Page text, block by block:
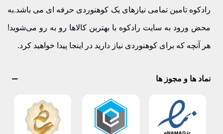
رادکوه تامین تمامی نیازهای یک کوهنوردی حرفه ای می باشد.به
محض ورود به سایت رادکوه با بهترین کالاها رو به رو می‌شوید!
هر آنچه که برای کوهنوردی نیاز دارید در اینجا پیدا خواهید کرد.
نماد ها و مجوز ها